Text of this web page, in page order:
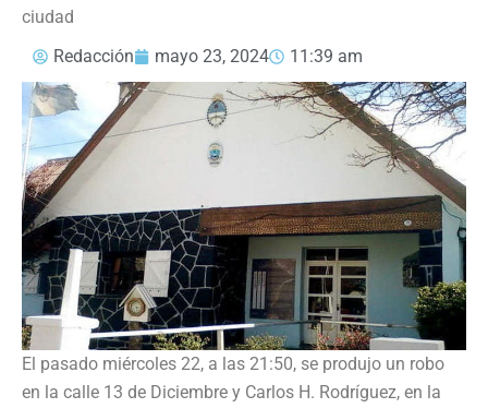
ciudad
Redacción
mayo 23, 2024 11:39 am
El pasado miércoles 22, a las 21:50, se produjo un robo
en la calle 13 de Diciembre y Carlos H. Rodríguez, en la